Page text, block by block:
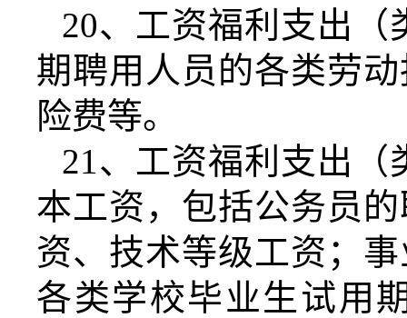
20、工资福利支出（
期聘用人员的各类劳
险费等。
21、工资福利支出（
本工资，包括公务员
资、技术等级工资；
各类学校毕业生试用